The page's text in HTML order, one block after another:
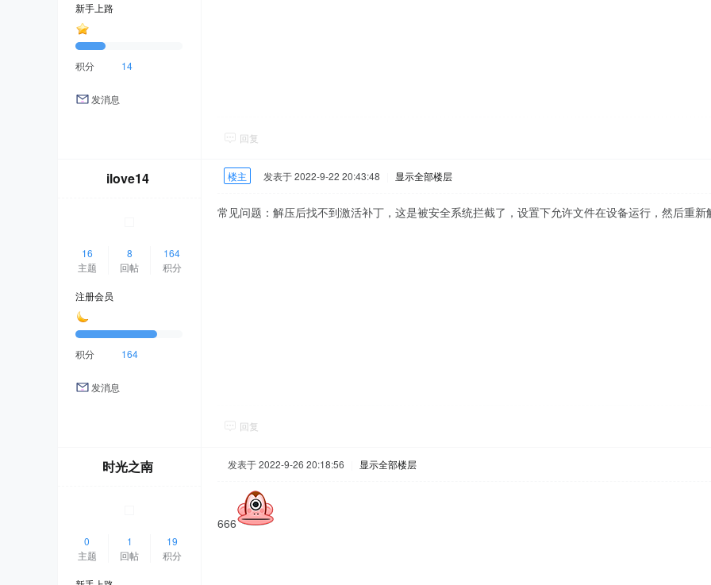
新手上路
积分 14
发消息
回复
ilove14
16
主题
8
回帖
164
积分
注册会员
积分 164
发消息
楼主 发表于 2022-9-22 20:43:48 显示全部楼层
常见问题：解压后找不到激活补丁，这是被安全系统拦截了，设置下允许文件在设备运行，然后重新
回复
时光之南
0
主题
1
回帖
19
积分
发表于 2022-9-26 20:18:56 显示全部楼层
666